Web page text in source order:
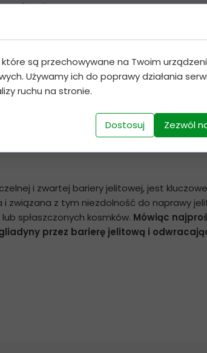
(CKD) i kilka innych. Wykazano, że
przepuszczalności nabłonka jelitowego.
i zwartej bariery jelitowej, jest
związana z tym niezdolność do naprawy
spłaszczonych kosmków. Mówiąc
przez barierę jelitową i
są przechowywane na Twoim
Używamy ich do poprawy działania
ruchu na stronie.
Dostosuj Zezwól